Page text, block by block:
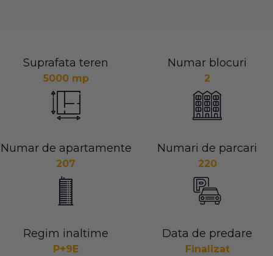
Suprafata teren
5000 mp
Numar blocuri
2
Numar de apartamente
207
Numari de parcari
220
Regim inaltime
P+9E
Data de predare
Finalizat